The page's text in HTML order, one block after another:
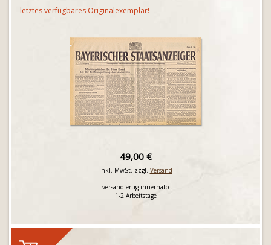
letztes verfügbares Originalexemplar!
49,00 €
inkl. MwSt. zzgl. Versand
versandfertig innerhalb
1-2 Arbeitstage